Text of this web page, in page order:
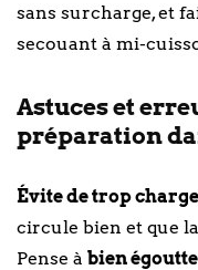
sans surcharge, et
secouant à mi-
Astuces et
préparation
Évite de trop
circule bien et que
Pense à bien